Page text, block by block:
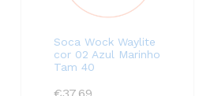
Soca Wock Waylite
cor 02 Azul Marinho
Tam 40